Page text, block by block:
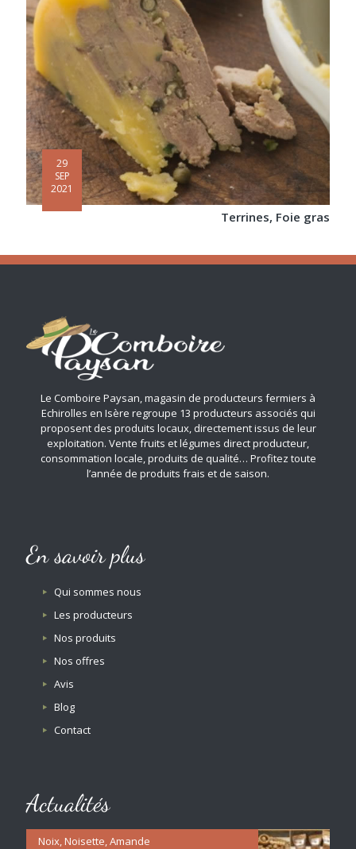
29
SEP
2021
Terrines, Foie gras
Le Comboire Paysan, magasin de producteurs fermiers à
Echirolles en Isère regroupe 13 producteurs associés qui
proposent des produits locaux, directement issus de leur
exploitation. Vente fruits et légumes direct producteur,
consommation locale, produits de qualité… Profitez toute
l’année de produits frais et de saison.
En savoir plus
Qui sommes nous
Les producteurs
Nos produits
Nos offres
Avis
Blog
Contact
Actualités
Noix, Noisette, Amande